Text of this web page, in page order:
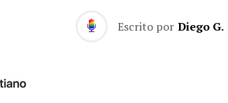
Escrito por Diego G.